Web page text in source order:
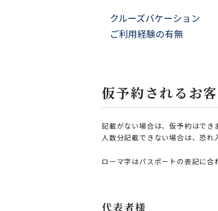
クルーズバケーション
ご利用経験の有無
仮予約されるお
記載がない場合は、仮予約はでき
人数分記載できない場合は、恐れ
ローマ字はパスポートの表記に合
代表者様